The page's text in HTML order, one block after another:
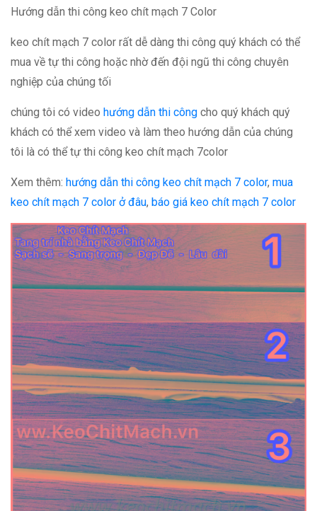
Hướng dẫn thi công keo chít mạch 7 Color
keo chít mạch 7 color rất dễ dàng thi công quý khách có thể
mua về tự thi công hoặc nhờ đến đội ngũ thi công chuyên
nghiệp của chúng tối
chúng tôi có video hướng dẫn thi công cho quý khách quý
khách có thể xem video và làm theo hướng dẫn của chúng
tôi là có thể tự thi công keo chít mạch 7color
Xem thêm: hướng dẫn thi công keo chít mạch 7 color, mua
keo chít mạch 7 color ở đâu, báo giá keo chít mạch 7 color